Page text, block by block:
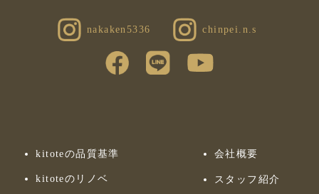
nakaken5336 chinpei.n.s
kitoteの品質基準
kitoteのリノベ
会社概要
スタッフ紹介